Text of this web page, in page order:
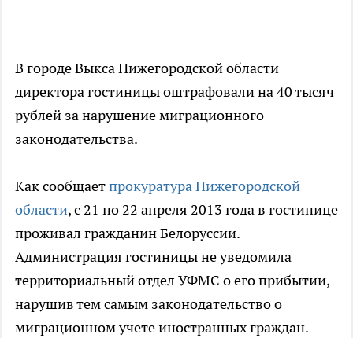
В городе Выкса Нижегородской области
директора гостиницы оштрафовали на 40 тысяч
рублей за нарушение миграционного
законодательства.
Как сообщаетпрокуратура Нижегородской
области, с 21 по 22 апреля 2013 года в гостинице
проживал гражданин Белоруссии.
Администрация гостиницы не уведомила
территориальный отдел УФМС о его прибытии,
нарушив тем самым законодательство о
миграционном учете иностранных граждан.